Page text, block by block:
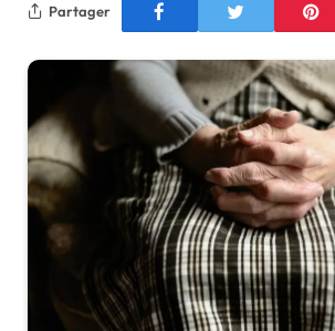
Partager